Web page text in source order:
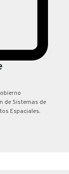
de Sistemas de
Espaciales.